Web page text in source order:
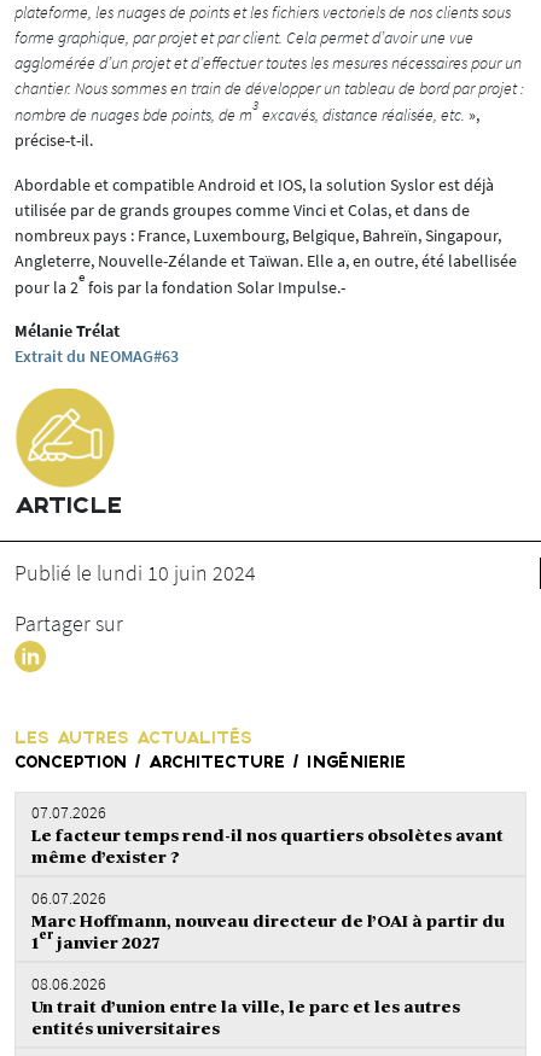
plateforme, les nuages de points et les fichiers vectoriels de nos clients sous
forme graphique, par projet et par client. Cela permet d’avoir une vue
agglomérée d’un projet et d’effectuer toutes les mesures nécessaires pour un
chantier. Nous sommes en train de développer un tableau de bord par projet :
nombre de nuages bde points, de m3 excavés, distance réalisée, etc. »,
précise-t-il.
Abordable et compatible Android et IOS, la solution Syslor est déjà
utilisée par de grands groupes comme Vinci et Colas, et dans de
nombreux pays : France, Luxembourg, Belgique, Bahreïn, Singapour,
Angleterre, Nouvelle-Zélande et Taïwan. Elle a, en outre, été labellisée
pour la 2e fois par la fondation Solar Impulse.-
Mélanie Trélat
Extrait du NEOMAG#63
ARTICLE
Publié le lundi 10 juin 2024
Partager sur
LES AUTRES ACTUALITÉS
CONCEPTION / ARCHITECTURE / INGÉNIERIE
07.07.2026
Le facteur temps rend-il nos quartiers obsolètes avant
même d’exister ?
06.07.2026
Marc Hoffmann, nouveau directeur de l’OAI à partir du
1er janvier 2027
08.06.2026
Un trait d’union entre la ville, le parc et les autres
entités universitaires